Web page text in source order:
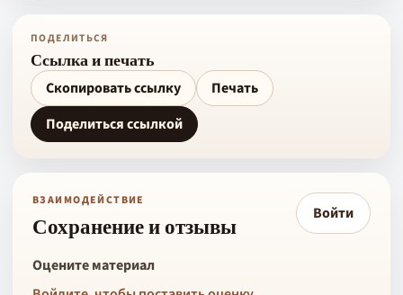
ПОДЕЛИТЬСЯ
Ссылка и печать
Скопировать ссылку
Печать
Поделиться ссылкой
ВЗАИМОДЕЙСТВИЕ
Сохранение и отзывы Войти
Оцените материал